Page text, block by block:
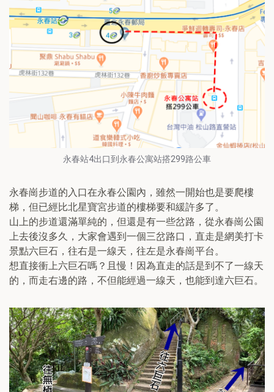
永春站4出口到永春公寓站搭299路公車
永春崗步道的入口在永春公園內，雖然一開始也是要爬樓
梯，但已經比北星寶宮步道的樓梯要和緩許多了。
山上的步道還滿單純的，但還是有一些岔路，從永春崗公園
上去後沒多久，大家會遇到一個三岔路口，直走是網美打卡
景點六巨石，往右是一線天，往左是永春崗平台。
想直接衝上六巨石嗎？且慢！因為直走的話是到不了一線天
的，而走右邊的路，不但能經過一線天，也能到達六巨石。